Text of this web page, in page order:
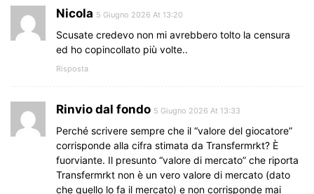
Nicola 5 Giugno 2026 At 13:20
Scusate credevo non mi avrebbero tolto la censura
ed ho copincollato più volte..
Risposta
Rinvio dal fondo 5 Giugno 2026 At 13:33
Perché scrivere sempre che il “valore del giocatore”
corrisponde alla cifra stimata da Transfermrkt? È
fuorviante. Il presunto “valore di mercato” che riporta
Transfermrkt non è un vero valore di mercato (dato
che quello lo fa il mercato) e non corrisponde mai